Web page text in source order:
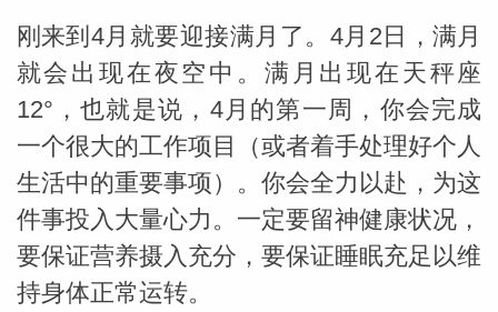
网_苏珊
刚来到4月就要迎接满月了。4月2日，满月
就会出现在夜空中。满月出现在天秤座
12°，也就是说，4月的第一周，你会完成
一个很大的工作项目（或者着手处理好个人
生活中的重要事项）。你会全力以赴，为这
件事投入大量心力。一定要留神健康状况，
要保证营养摄入充分，要保证睡眠充足以维
持身体正常运转。